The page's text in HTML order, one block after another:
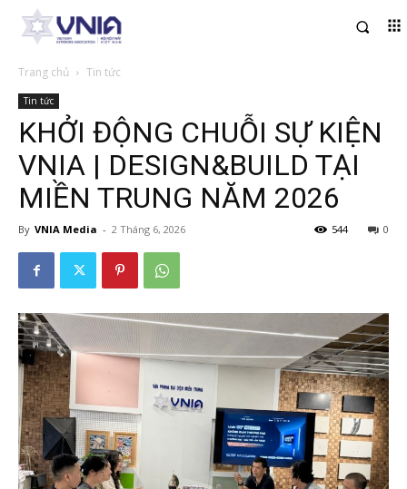
Trang chủ Tin tức
Tin tức
KHỞI ĐỘNG CHUỖI SỰ KIỆN
VNIA | DESIGN&BUILD TẠI
MIỀN TRUNG NĂM 2026
By VNIA Media - 2 Tháng 6, 2026 0
544